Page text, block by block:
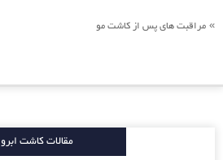
» مراقبت های پس از کاشت مو
مقالات کاشت ابرو